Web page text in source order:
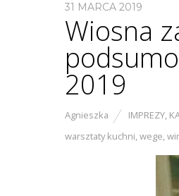
31 MARCA 2019
Wiosna
2019
Agnieszka IMPREZY,
warsztaty kuchni,wege,